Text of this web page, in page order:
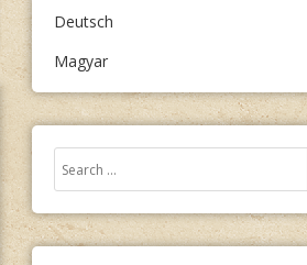
Deutsch
Magyar
Keresés: